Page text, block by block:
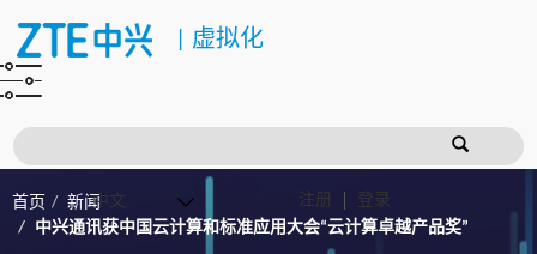
虚拟化
注册 登录
首页
新闻
中兴通讯获中国云计算和标准应用大会“云计算卓越产品奖”